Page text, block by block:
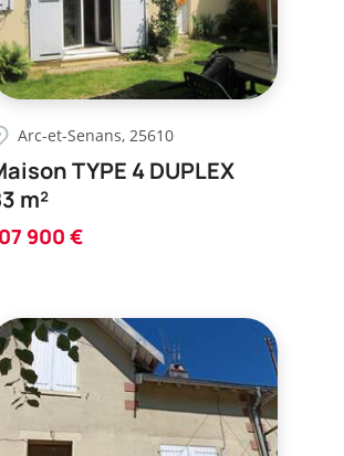
Arc-et-Senans, 25610
TYPE 4 DUPLEX
m²
900 €